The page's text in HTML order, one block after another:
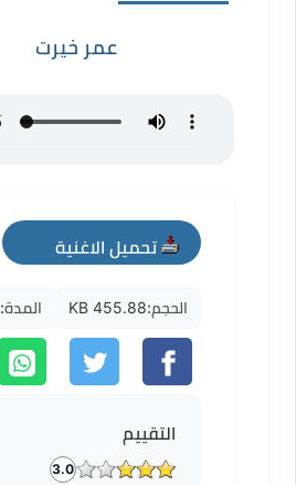
عمر خيرت
تحميل الاغنية
mp3
الحجم:455.88 KB المدة:
التقييم
3.0